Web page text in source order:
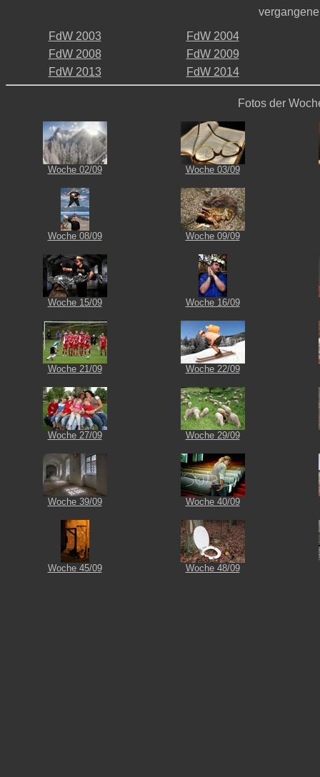
FdW 2003
FdW 2004
FdW 2008 FdW 2009
FdW 2013 FdW 2014
Fotos der
Woche 02/09 Woche 03/09
Woche 08/09 Woche 09/09
Woche 15/09 Woche 16/09
Woche 21/09 Woche 22/09
Woche 27/09 Woche 29/09
Woche 39/09 Woche 40/09
Woche 45/09 Woche 48/09